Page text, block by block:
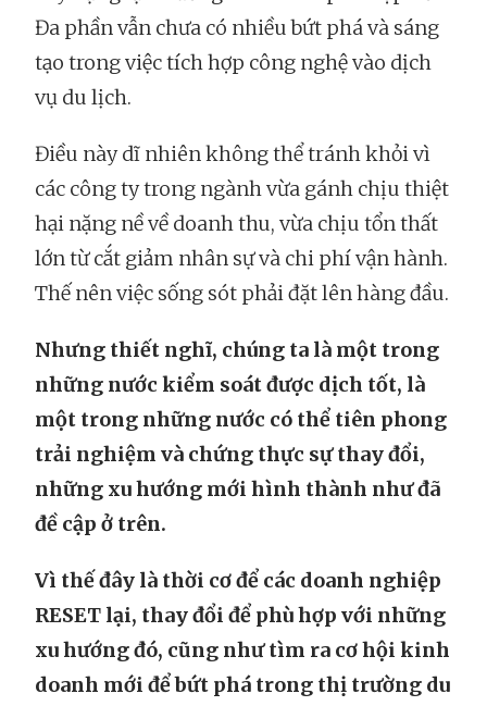
Đa phần vẫn chưa có nhiều bứt phá và sáng
tạo trong việc tích hợp công nghệ vào dịch
vụ du lịch.
Điều này dĩ nhiên không thể tránh khỏi vì
các công ty trong ngành vừa gánh chịu thiệt
hại nặng nề về doanh thu, vừa chịu tổn thất
lớn từ cắt giảm nhân sự và chi phí vận hành.
Thế nên việc sống sót phải đặt lên hàng đầu.
Nhưng thiết nghĩ, chúng ta là một trong
những nước kiểm soát được dịch tốt, là
một trong những nước có thể tiên phong
trải nghiệm và chứng thực sự thay đổi,
những xu hướng mới hình thành như đã
đề cập ở trên.
Vì thế đây là thời cơ để các doanh nghiệp
RESET lại, thay đổi để phù hợp với những
xu hướng đó, cũng như tìm ra cơ hội kinh
doanh mới để bứt phá trong thị trường du